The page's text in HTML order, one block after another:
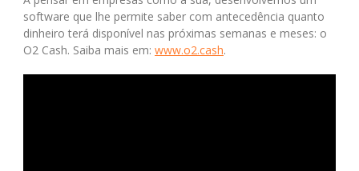
software que lhe permite saber com antecedência quanto
dinheiro terá disponível nas próximas semanas e meses: o
O2 Cash. Saiba mais em: www.o2.cash.